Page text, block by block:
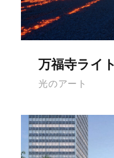
万福寺ライ
光のアート